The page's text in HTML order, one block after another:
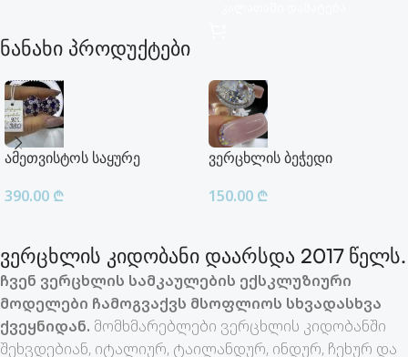
ნანახი პროდუქტები
ამეთვისტოს საყურე
390.00 ₾
ვერცხლის ბეჭედი
150.00 ₾
ვერცხლის კიდობანი დაარსდა 2017 წელს.
ჩვენ ვერცხლის სამკაულების ექსკლუზიური
მოდელები ჩამოგვაქვს მსოფლიოს სხვადასხვა
ქვეყნიდან. მომხმარებლები ვერცხლის კიდობანში
შეხვდებიან, იტალიურ, ტაილანდურ, ინდურ, ჩეხურ და